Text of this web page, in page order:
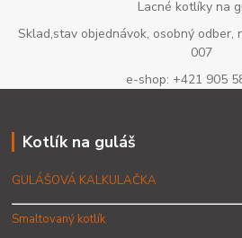
Lacné kotlíky na
Sklad,stav objednávok, osobný odber,
007
e-shop: +421 905
Kotlík na guláš
GULÁŠOVÁ KALKULAČKA
Smaltovaný kotlík